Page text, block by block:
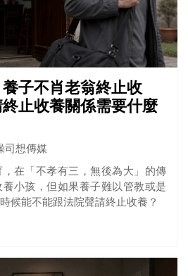
養子不肖老翁終止收
止收養關係需要什麼
司想傳媒
在「不孝有三，無後為大」的傳
小孩，但如果養子難以管教或是
候能不能跟法院聲請終止收養？